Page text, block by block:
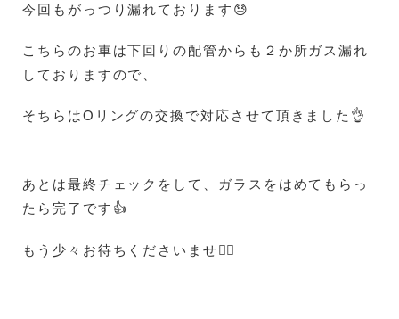
今回もがっつり漏れております😓
こちらのお車は下回りの配管からも２か所ガス漏れ
しておりますので、
そちらはOリングの交換で対応させて頂きました👌
あとは最終チェックをして、ガラスをはめてもらっ
たら完了です👍
もう少々お待ちくださいませ🙇‍♀️